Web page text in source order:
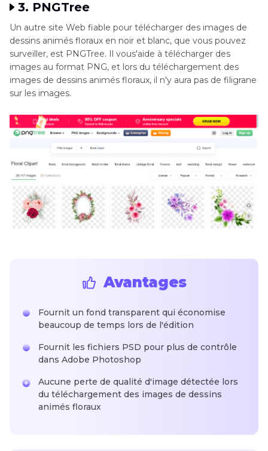
3. PNGTree
Un autre site Web fiable pour télécharger des images de
dessins animés floraux en noir et blanc, que vous pouvez
surveiller, est PNGTree. Il vous'aide à télécharger des
images au format PNG, et lors du téléchargement des
images de dessins animés floraux, il n'y aura pas de filigrane
sur les images.
Avantages
Fournit un fond transparent qui économise
beaucoup de temps lors de l'édition
Fournit les fichiers PSD pour plus de contrôle
dans Adobe Photoshop
Aucune perte de qualité d'image détectée lors
du téléchargement des images de dessins
animés floraux